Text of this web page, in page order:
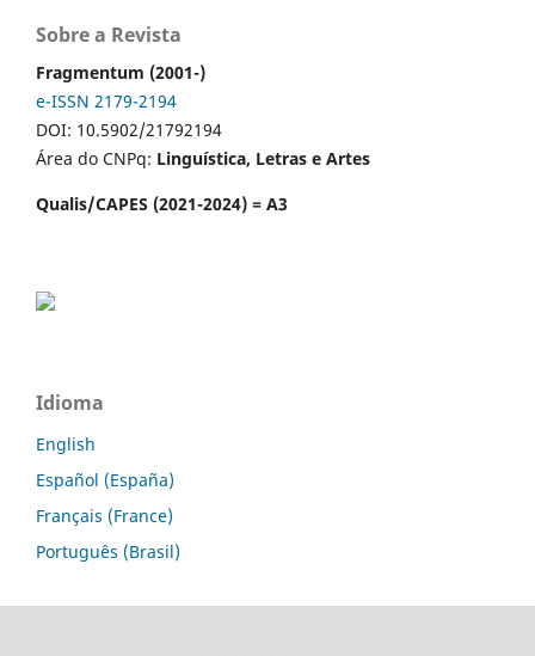
Sobre a Revista
Fragmentum (2001-)
e-ISSN 2179-2194
DOI: 10.5902/21792194
Área do CNPq: Linguística, Letras e Artes
Qualis/CAPES (2021-2024) = A3
Idioma
English
Español (España)
Français (France)
Português (Brasil)